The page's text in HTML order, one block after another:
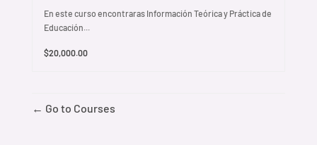
En este curso encontraras Información Teórica y Práctica de
Educación...
$20,000.00
Go to Courses